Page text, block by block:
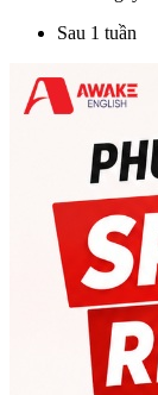
Sau 1 tuần